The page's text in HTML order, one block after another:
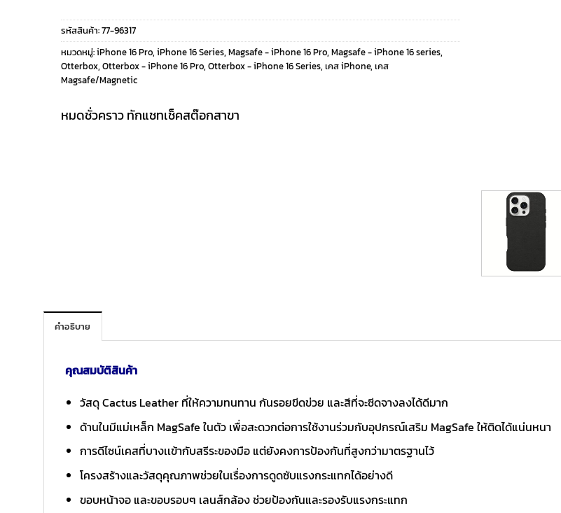
price
was:
1,790 ฿.
price
is:
รหัสสินค้า:77-96317
หมวดหมู่:iPhone 16 Pro, iPhone 16 Series, Magsafe - iPhone 16 Pro, Magsafe - iPhone 16 series,
Otterbox, Otterbox - iPhone 16 Pro, Otterbox - iPhone 16 Series, เคส iPhone, เคส
Magsafe/Magnetic
หมดชั่วคราว ทักแชทเช็คสต๊อกสาขา
คำอธิบาย
คุณสมบัติสินค้า
วัสดุ Cactus Leather ที่ให้ความทนทาน กันรอยขีดข่วย และสีที่จะซีดจางลงได้ดีมาก
ด้านในมีแม่เหล็ก MagSafe ในตัว เพื่อสะดวกต่อการใช้งานร่วมกับอุปกรณ์เสริม MagSafe ให้ติดได้แน่นหนา
การดีไซน์เคสที่บางเเข้ากับสรีระของมือ แต่ยังคงการป้องกันที่สูงกว่ามาตรฐานไว้
โครงสร้างและวัสดุคุณภาพช่วยในเรื่องการดูดซับแรงกระแทกได้อย่างดี
ขอบหน้าจอ และขอบรอบๆ เลนส์กล้อง ช่วยป้องกันและรองรับแรงกระแทก